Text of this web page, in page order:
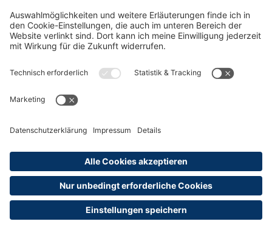
Rund um die Prüfung
Datenschutzerklärung
Widerrufsrecht
Versandinformationen
Erklärung zur Barrierefreiheit
Abonnements hier kündigen
Cookie-Einstellungen
Alle Preise sind inkl. MwSt. und ggf. zzgl.Versandkosten